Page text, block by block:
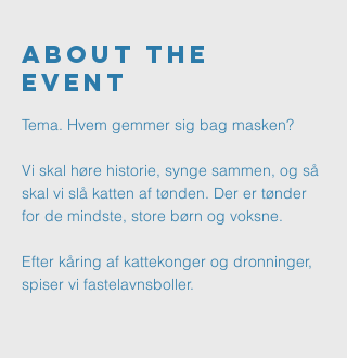
About The
Event
Tema. Hvem gemmer sig bag masken?
Vi skal høre historie, synge sammen, og så
skal vi slå katten af tønden. Der er tønder
for de mindste, store børn og voksne.
Efter kåring af kattekonger og dronninger,
spiser vi fastelavnsboller.